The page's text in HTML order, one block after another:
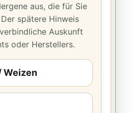
aus, die für Sie
spätere Hinweis
Auskunft
oder Herstellers.
Weizen